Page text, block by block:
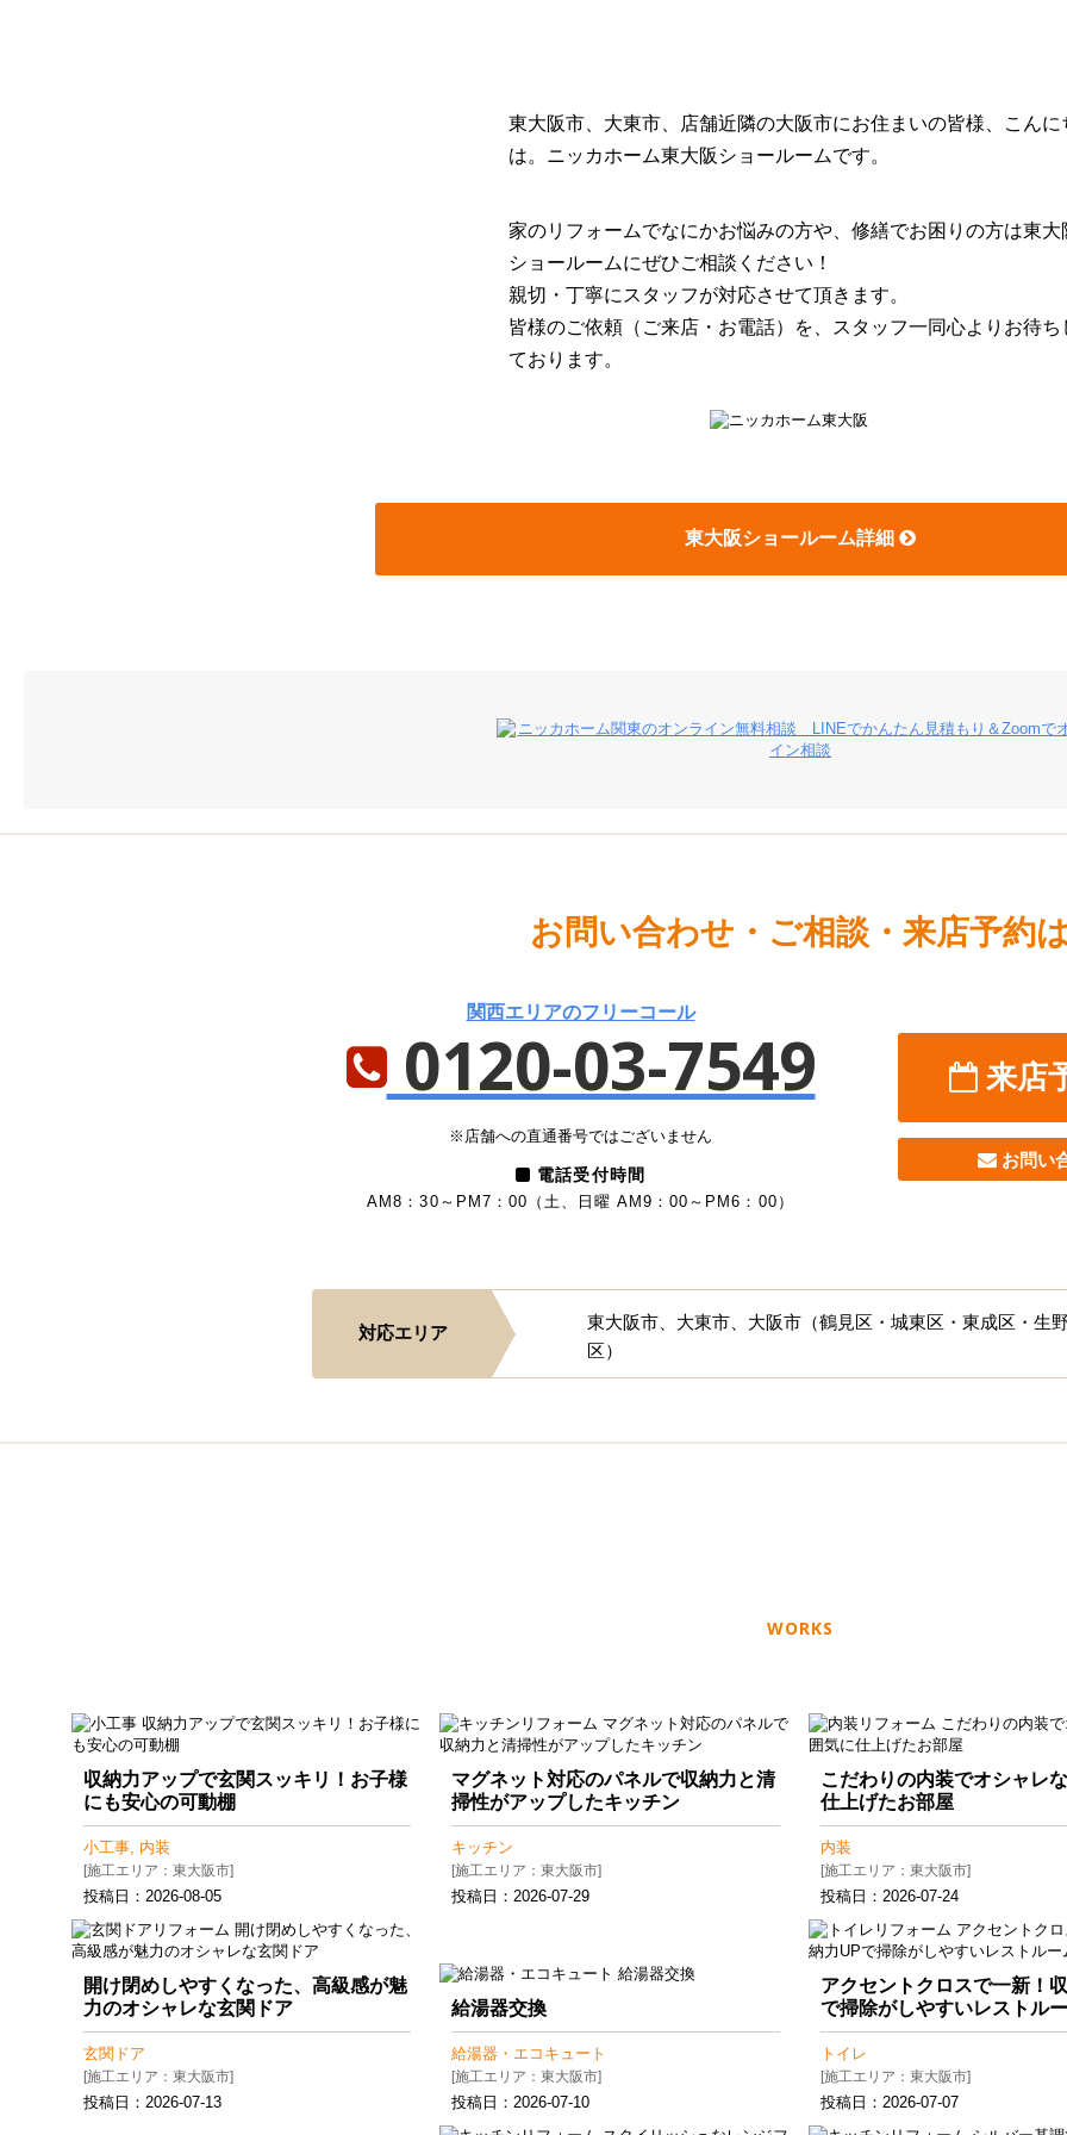
東大阪市、大東市、店舗近隣の大阪市にお住まいの皆様、こんに
は。ニッカホーム東大阪ショールームです。
家のリフォームでなにかお悩みの方や、修繕でお困りの方は東大
ショールームにぜひご相談ください！
親切・丁寧にスタッフが対応させて頂きます。
皆様のご依頼（ご来店・お電話）を、スタッフ一同心よりお待ち
ております。
東大阪ショールーム詳細
お問い合わせ・ご相談・来店予約
関西エリアのフリーコール
0120-03-7549
※店舗への直通番号ではございません
電話受付時間
AM8：30～PM7：00 （土、日曜 AM9：00～PM6：00）
来店
お問い
対応エリア
東大阪市、大東市、大阪市（鶴見区・城東区・東成区・生
区）
WORKS
収納力アップで玄関スッキリ！お子様
にも安心の可動棚
小工事, 内装
[施工エリア：東大阪市]
投稿日： 2026-08-05
マグネット対応のパネルで収納力と清
掃性がアップしたキッチン
キッチン
[施工エリア：東大阪市]
投稿日： 2026-07-29
こだわりの内装でオシャレ
仕上げたお部屋
内装
[施工エリア：東大阪市]
投稿日： 2026-07-24
開け閉めしやすくなった、高級感が魅
力のオシャレな玄関ドア
玄関ドア
[施工エリア：東大阪市]
投稿日： 2026-07-13
給湯器交換
給湯器・エコキュート
[施工エリア：東大阪市]
投稿日： 2026-07-10
アクセントクロスで一新！
で掃除がしやすいレストル
トイレ
[施工エリア：東大阪市]
投稿日： 2026-07-07